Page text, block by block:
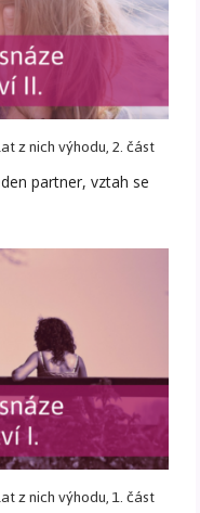
z nich výhodu, 2. část
partner, vztah se
z nich výhodu, 1. část